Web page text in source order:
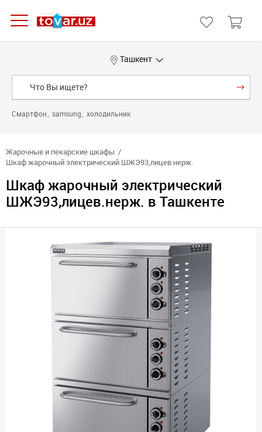
Ташкент
Смартфон samsung холодильник
Жарочные и пекарские шкафы
Шкаф жарочный электрический ШЖЭ93,лицев.нерж.
Шкаф жарочный электрический
ШЖЭ93,лицев.нерж. в Ташкенте